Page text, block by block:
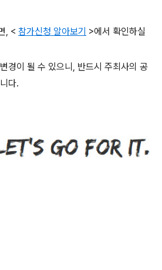
, < 참가신청 알아보기 >에서 확인하실
경이 될 수 있으니 , 반드시 주최사의 공
다.